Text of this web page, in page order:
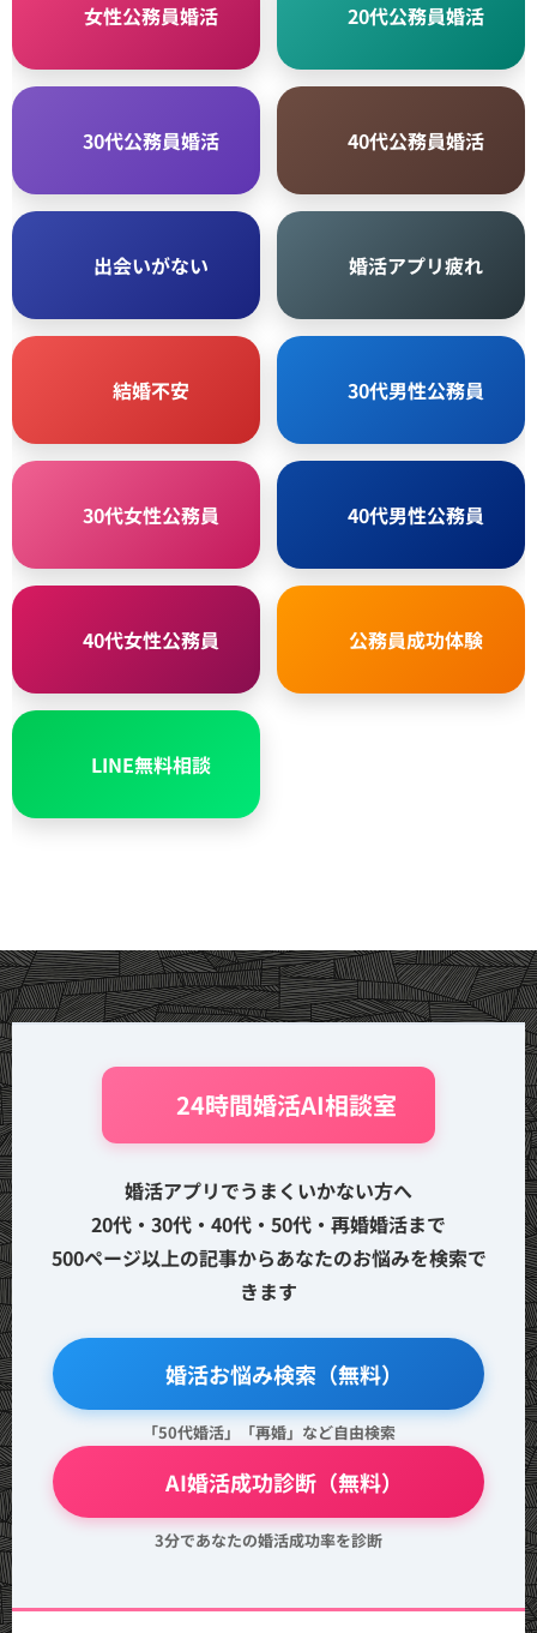
🌸 女性公務員婚活 🌱 20代公務員婚活
💍 30代公務員婚活 🌟 40代公務員婚活
💙 出会いがない 🖤 婚活アプリ疲れ
❤️ 結婚不安 👨 30代男性公務員
🌸 30代女性公務員 💼 40代男性公務員
💐 40代女性公務員 🧡 公務員成功体験
📱 LINE無料相談
🤖 24時間婚活AI相談室
婚活アプリでうまくいかない方へ
20代・30代・40代・50代・再婚婚活まで
500ページ以上の記事からあなたのお悩みを検索で
きます
🔍 婚活お悩み検索（無料）
「50代婚活」「再婚」など自由検索
💖 AI婚活成功診断（無料）
3分であなたの婚活成功率を診断